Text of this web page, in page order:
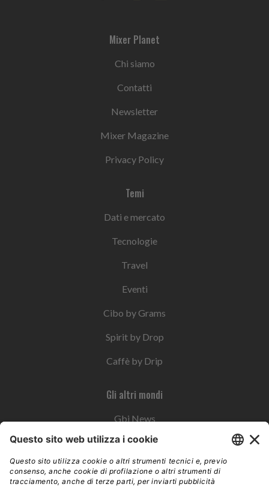
Mixer Planet
Chi siamo
Contatti
Newsletter
Mixer Magazine
Privacy Policy
Temi
Dati e mercato
Tecnologie
Travel
Eventi
Cibo by Grams
Spirit by Drop
Caffè by Drip
Gli altri mondi
Gbi News
Instoremag
Esplora il gruppo